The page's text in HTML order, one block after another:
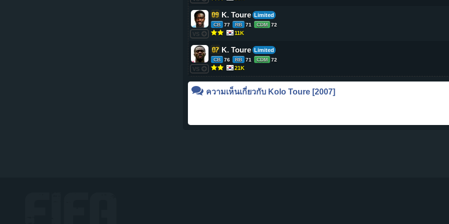
VS
K. Toure Limited
CB 77 RB 71 CDM 72
11K
VS
K. Toure Limited
CB 76 RB 71 CDM 72
21K
ความเห็นเกี่ยวกับ Kolo Toure [2007]